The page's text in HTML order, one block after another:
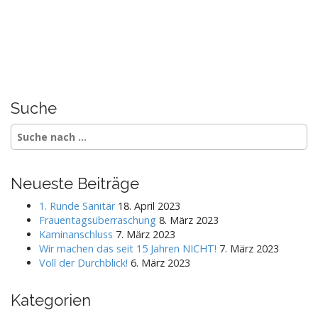
Suche
S
e
c
Neueste Beiträge
1. Runde Sanitär 18. April 2023
Frauentagsüberraschung 8. März 2023
Kaminanschluss 7. März 2023
Wir machen das seit 15 Jahren NICHT! 7. März 2023
Voll der Durchblick! 6. März 2023
Kategorien